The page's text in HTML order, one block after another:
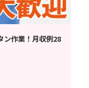
ン作業！月収例28